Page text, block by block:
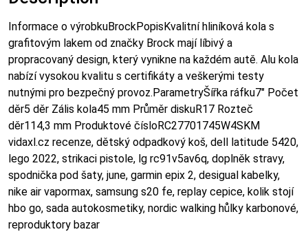
Informace o výrobkuBrockPopisKvalitní hliníková kola s
grafitovým lakem od značky Brock mají líbivý a
propracovaný design, který vynikne na každém autě. Alu kola
nabízí vysokou kvalitu s certifikáty a veškerými testy
nutnými pro bezpečný provoz.ParametryŠířka ráfku7″ Počet
děr5 děr Zális kola45 mm Průměr diskuR17 Rozteč
děr114,3 mm Produktové čísloRC27701745W4SKM
vidaxl.cz recenze, dětský odpadkový koš, dell latitude 5420,
lego 2022, strikaci pistole, lg rc91v5av6q, doplněk stravy,
spodnička pod šaty, june, garmin epix 2, desigual kabelky,
nike air vapormax, samsung s20 fe, replay cepice, kolik stojí
hbo go, sada autokosmetiky, nordic walking hůlky karbonové,
reproduktory bazar